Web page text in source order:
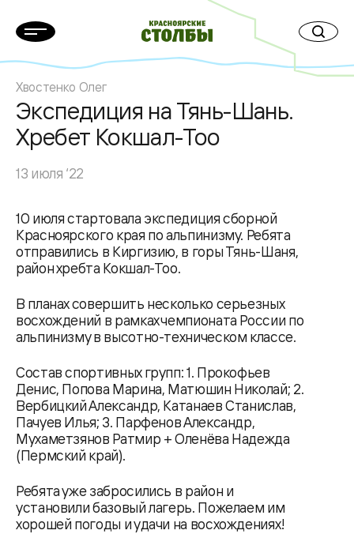
Хвостенко Олег
Экспедиция на Тянь-Шань.
Хребет Кокшал-Тоо
13 июля ‘22
10 июля стартовала экспедиция сборной
Красноярского края по альпинизму. Ребята
отправились в Киргизию, в горы Тянь-Шаня,
район хребта Кокшал-Тоо.
В планах совершить несколько серьезных
восхождений в рамках чемпионата России по
альпинизму в высотно-техническом классе.
Состав спортивных групп: 1. Прокофьев
Денис, Попова Марина, Матюшин Николай; 2.
Вербицкий Александр, Катанаев Станислав,
Пачуев Илья; 3. Парфенов Александр,
Мухаметзянов Ратмир + Оленёва Надежда
(Пермский край).
Ребята уже забросились в район и
установили базовый лагерь. Пожелаем им
хорошей погоды и удачи на восхождениях!